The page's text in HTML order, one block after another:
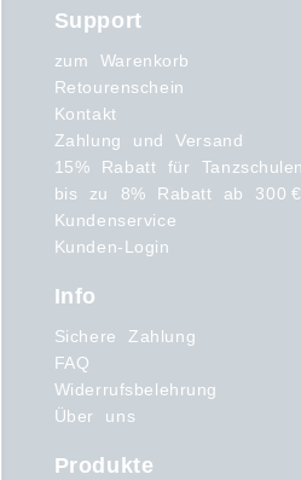
Support
zum Warenkorb
Retourenschein
Kontakt
Zahlung und Versand
15% Rabatt für Tanzschulen
bis zu 8% Rabatt ab 300 €
Kundenservice
Kunden-Login
Info
Sichere Zahlung
FAQ
Widerrufsbelehrung
Über uns
Produkte